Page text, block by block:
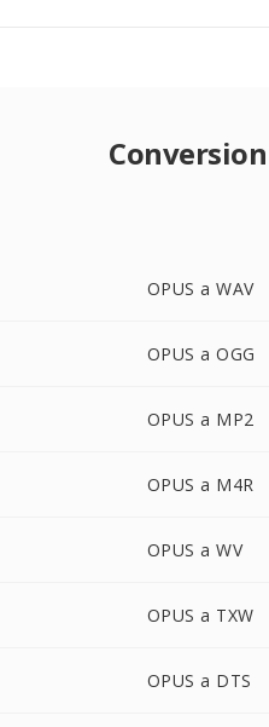
OPUS a WAV
OPUS a OGG
OPUS a MP2
OPUS a M4R
OPUS a WV
OPUS a TXW
OPUS a DTS